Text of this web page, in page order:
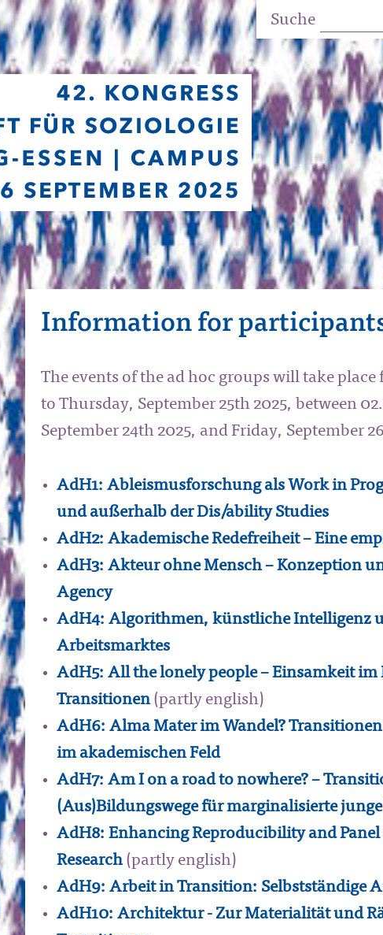
Suche
Information for
The events of the ad hoc groups will take place
to Thursday, September 25th 2025, between
September 24th 2025, and Friday, September
AdH1: Ableismusforschung als Work in
und außerhalb der Dis/ability Studies
AdH2: Akademische Redefreiheit – Eine
AdH3: Akteur ohne Mensch – Konzeption
Agency
AdH4: Algorithmen, künstliche Intelligenz
Arbeitsmarktes
AdH5: All the lonely people – Einsamkeit
Transitionen(partly english)
AdH6: Alma Mater im Wandel?
im akademischen Feld
AdH7: Am I on a road to nowhere? –
(Aus)Bildungswege für marginalisierte
AdH8: Enhancing Reproducibility and
Research(partly english)
AdH9: Arbeit in Transition: Selbstständige
AdH10: Architektur - Zur Materialität und